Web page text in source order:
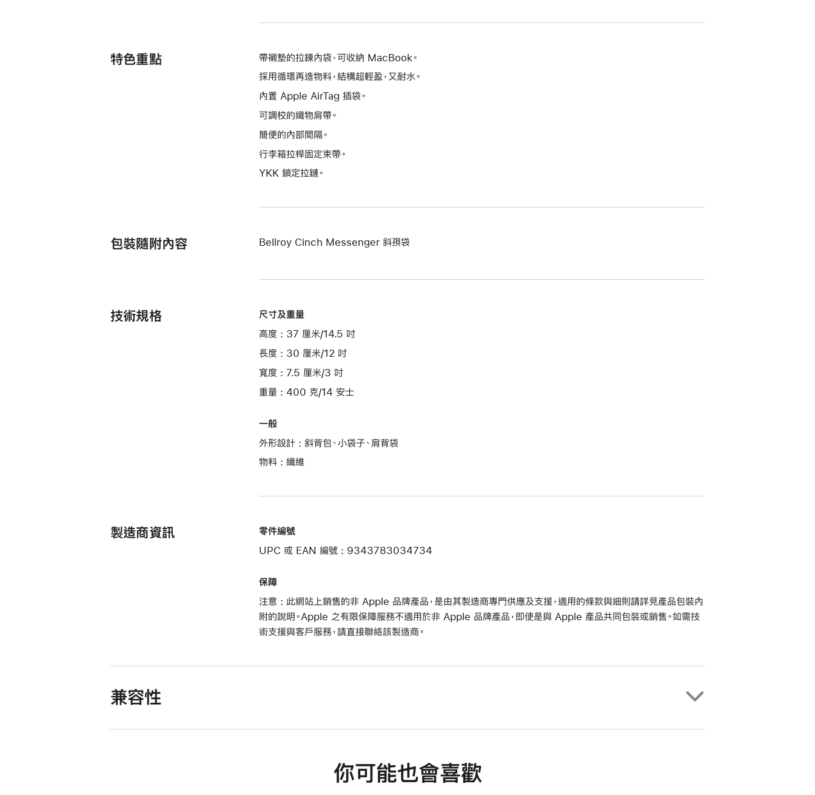
特色重點
帶襯墊的拉鍊內袋，可收納 MacBook。
採用循環再造物料，結構超輕盈，又耐水。
內置 Apple AirTag 插袋。
可調校的織物肩帶。
簡便的內部間隔。
行李箱拉桿固定束帶。
YKK 鎖定拉鏈。
包裝隨附內容 Bellroy Cinch Messenger 斜孭袋
技術規格
尺寸及重量
高度 : 37 厘米/14.5 吋
長度 : 30 厘米/12 吋
寬度 : 7.5 厘米/3 吋
重量 : 400 克/14 安士
一般
外形設計 : 斜背包、小袋子、肩背袋
物料 : 纖維
製造商資訊
零件編號
UPC 或 EAN 編號 : 9343783034734
保障
注意 : 此網站上銷售的非 Apple 品牌產品，是由其製造商專門供應及支援，適用的條款與細則請詳見產品包裝內
附的說明。Apple 之有限保障服務不適用於非 Apple 品牌產品，即使是與 Apple 產品共同包裝或銷售。如需技
術支援與客戶服務，請直接聯絡該製造商。
兼容性
你可能也會喜歡